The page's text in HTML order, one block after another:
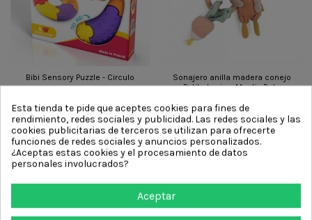
Bibi Sensory Puzzle - Circulo
14,95 €
Añadir al carrito
Sonajero anilla madera conejo
Petits Lapins. Moulin Roty
26,99 €
Añadir al carrito
Esta tienda te pide que aceptes cookies para fines de
rendimiento, redes sociales y publicidad. Las redes sociales y las
cookies publicitarias de terceros se utilizan para ofrecerte
funciones de redes sociales y anuncios personalizados.
¿Aceptas estas cookies y el procesamiento de datos
personales involucrados?
Aceptar